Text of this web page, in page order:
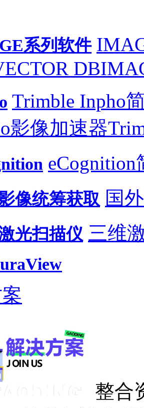
系列软件
DB
Trimble Inpho
影像加速器
eCognition
像统筹获取 国
光扫描仪 三维
整合